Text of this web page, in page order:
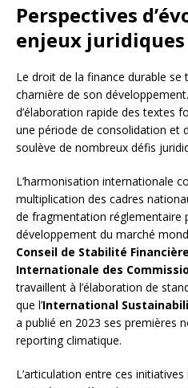
Perspectives
enjeux
Le droit de la finance durable
charnière de son
d’élaboration rapide des textes
une période de consolidation et
soulève de nombreux défis
L’harmonisation internationale
multiplication des cadres
de fragmentation réglementaire
développement du marché
Conseil de Stabilité Financière
Internationale des
travaillent à l’élaboration de
que l’International
a publié en 2023 ses premières
reporting climatique.
L’articulation entre ces